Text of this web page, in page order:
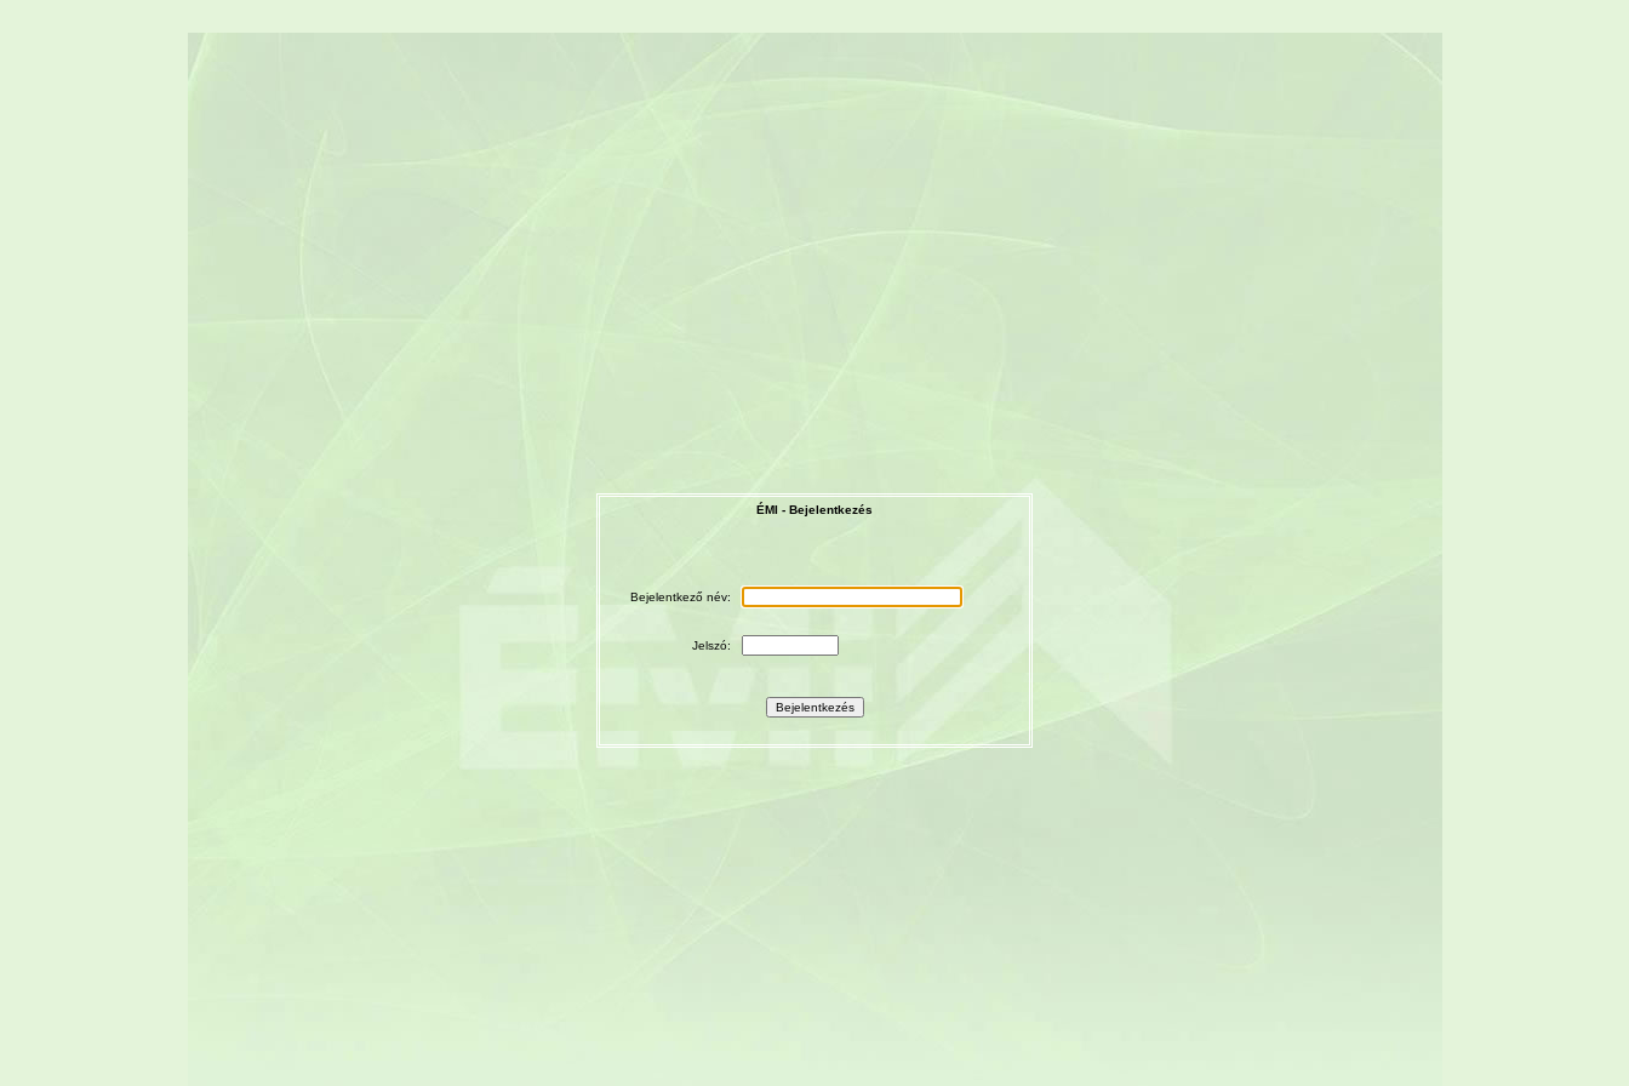
ÉMI - Bejelentkezés
Bejelentkező név:
Jelszó: